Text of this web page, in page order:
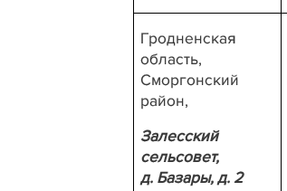
Гродненская
область,
Сморгонский
район,
Залесский
сельсовет,
д. Базары, д. 2